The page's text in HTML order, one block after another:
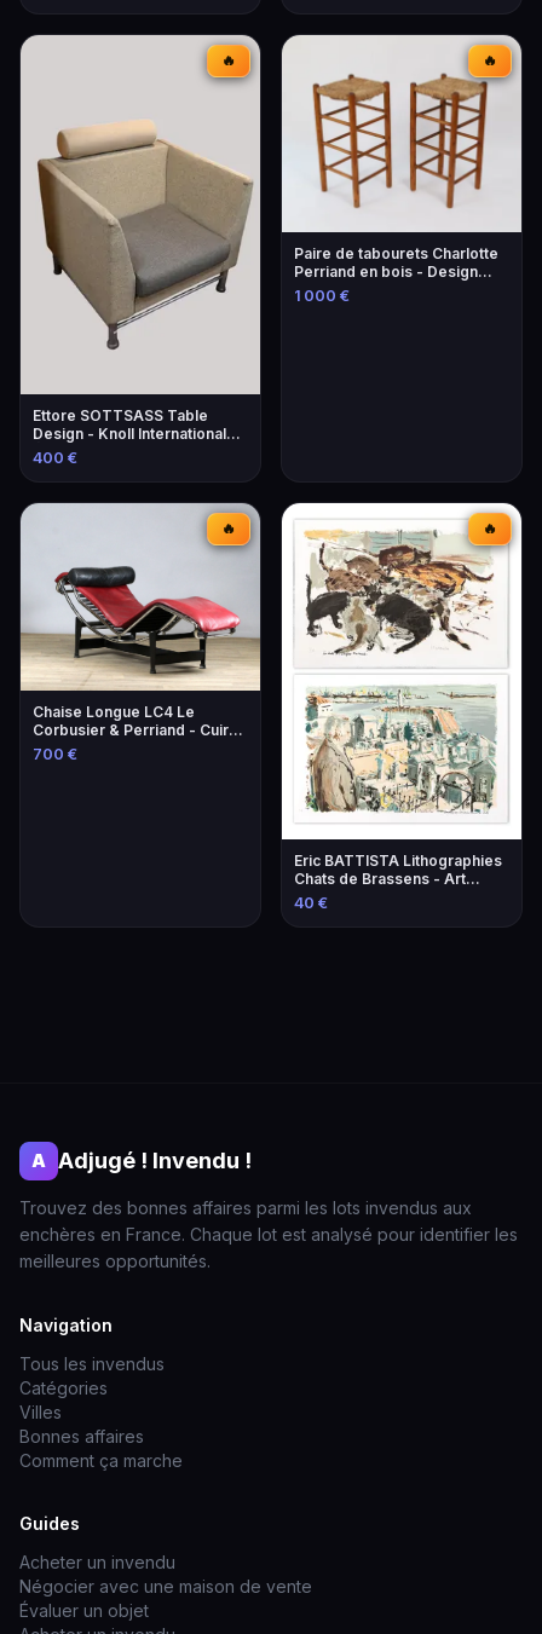
🔥
Ettore SOTTSASS Table
Design - Knoll International
Éditeur
400 €
🔥
Paire de tabourets Charlotte
Perriand en bois - Design
iconique
1 000 €
🔥
Chaise Longue LC4 Le
Corbusier & Perriand - Cuir
Lie-de-Vin
700 €
🔥
Eric BATTISTA Lithographies
Chats de Brassens - Art
Contemporain
40 €
A Adjugé ! Invendu !
Trouvez des bonnes affaires parmi les lots invendus aux
enchères en France. Chaque lot est analysé pour identifier les
meilleures opportunités.
Navigation
Tous les invendus
Catégories
Villes
Bonnes affaires
Comment ça marche
Guides
Acheter un invendu
Négocier avec une maison de vente
Évaluer un objet